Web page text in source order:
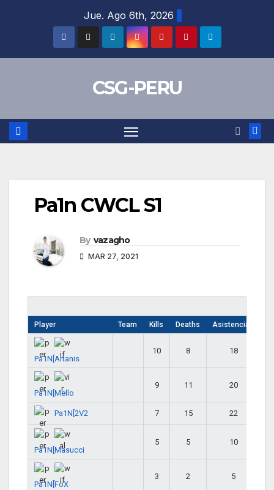
Jue. Ago 6th, 2026
CSG-PERU
Pa1n CWCL S1
By vazagho
MAR 27, 2021
Player Team Kills Deaths Asistencias
Pa1N[Artanis
10 8 18
Pa1N[Mello
9 11 20
Pa1N[2V2 7 15 22
Pa1N[Masucci
5 5 10
Pa1N[FoX
3 2 5